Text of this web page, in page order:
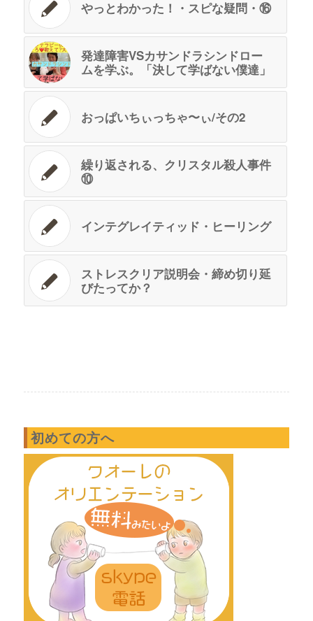
やっとわかった！・スピな疑問・⑯
発達障害VSカサンドラシンドロー
ムを学ぶ。「決して学ばない僕達」
おっぱいちぃっちゃ〜ぃ/その2
繰り返される、クリスタル殺人事件
⑩
インテグレイティッド・ヒーリング
ストレスクリア説明会・締め切り延
びたってか？
初めての方へ